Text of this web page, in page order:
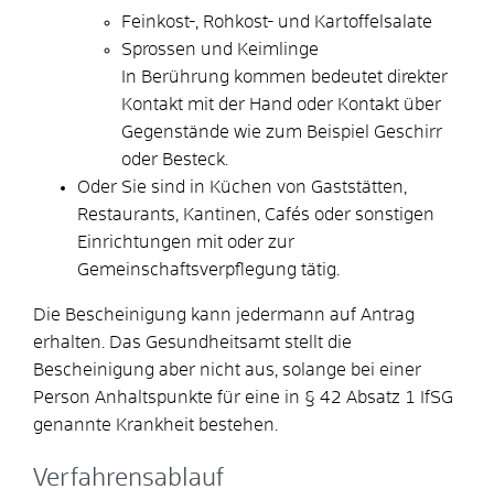
Feinkost-, Rohkost- und Kartoffelsalate
Sprossen und Keimlinge
In Berührung kommen bedeutet direkter
Kontakt mit der Hand oder Kontakt über
Gegenstände wie zum Beispiel Geschirr
oder Besteck.
Oder Sie sind in Küchen von Gaststätten,
Restaurants, Kantinen, Cafés oder sonstigen
Einrichtungen mit oder zur
Gemeinschaftsverpflegung tätig.
Die Bescheinigung kann jedermann auf Antrag
erhalten. Das Gesundheitsamt stellt die
Bescheinigung aber nicht aus, solange bei einer
Person Anhaltspunkte für eine in § 42 Absatz 1 IfSG
genannte Krankheit bestehen.
Verfahrensablauf